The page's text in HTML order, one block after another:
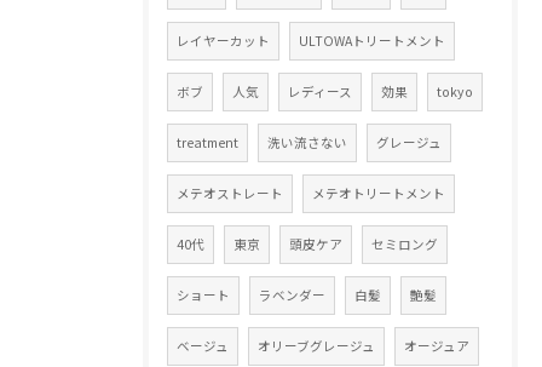
レイヤーカット ULTOWAトリートメント
ボブ 人気 レディース 効果 tokyo
treatment 洗い流さない グレージュ
メテオストレート メテオトリートメント
40代 東京 頭皮ケア セミロング
ショート ラベンダー 白髪 艶髪
ベージュ オリーブグレージュ オージュア